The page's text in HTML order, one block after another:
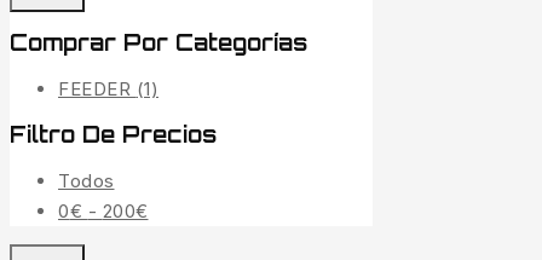
Comprar Por Categorías
FEEDER (1)
Filtro De Precios
Todos
0€ - 200€